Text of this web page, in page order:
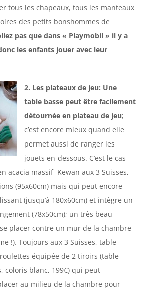
tous les chapeaux, tous les manteaux
des petits bonshommes de
pas que dans « Playmobil » il y a
les enfants jouer avec leur
2. Les plateaux de jeu: Une
table basse peut être facilement
détournée en plateau de jeu;
c’est encore mieux quand elle
permet aussi de ranger les
jouets en-dessous. C’est le cas
acacia massif Kewan aux 3 Suisses,
(95x60cm) mais qui peut encore
(jusqu’à 180x60cm) et intègre un
(78x50cm); un très beau
placer contre un mur de la chambre
!). Toujours aux 3 Suisses, table
équipée de 2 tiroirs (table
coloris blanc, 199€) qui peut
au milieu de la chambre pour